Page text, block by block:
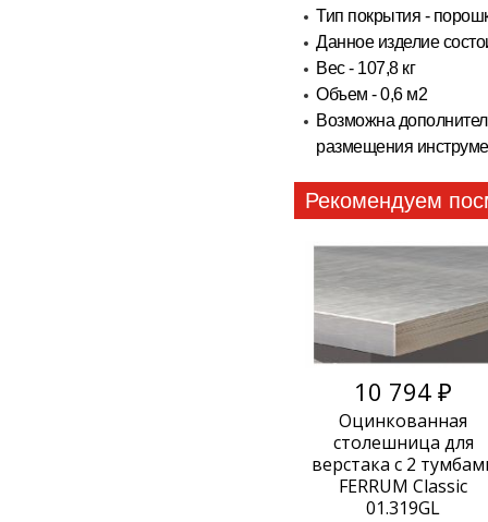
Тип покрытия -
Данное изделие
Вес - 107,8 кг
Объем - 0,6 м2
Возможна
размещения
Рекомендуем
10 794 ₽
Оцинкованная
столешница для
верстака с 2
FERRUM Classic
01.319GL